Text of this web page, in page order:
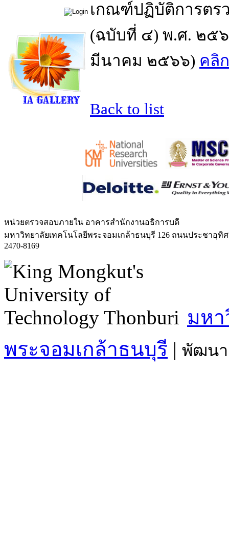
เกณฑ์ปฏิบัติการตร
(ฉบับที่ ๔) พ.ศ. ๒๕
มีนาคม ๒๕๖๖) คลิ
Back to list
หน่วยตรวจสอบภายใน อาคารสำนักงานอธิการบดี
มหาวิทยาลัยเทคโนโลยีพระจอมเกล้าธนบุรี 126 ถนนประชาอุทิ
2470-8169
มหา
พระจอมเกล้าธนบุรี | พัฒน